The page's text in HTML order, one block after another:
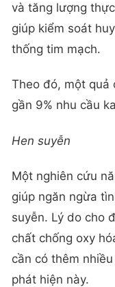
và tăng lượng
giúp kiểm soát
thống tim mạch.
Theo đó, một quả
gần 9% nhu cầu
Hen suyễn
Một nghiên cứu
giúp ngăn ngừa
suyễn. Lý do cho
chất chống oxy
cần có thêm
phát hiện này.